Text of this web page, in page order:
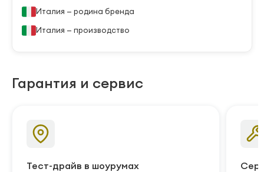
Италия — родина бренда
Италия — производство
Гарантия и сервис
Тест-драйв в шоурумах